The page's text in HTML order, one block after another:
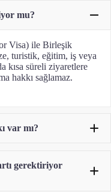
mu?
Visa) ile Birleşik
turistik, eğitim, iş veya
kısa süreli ziyaretlere
hakkı sağlamaz.
var mı?
gerektiriyor